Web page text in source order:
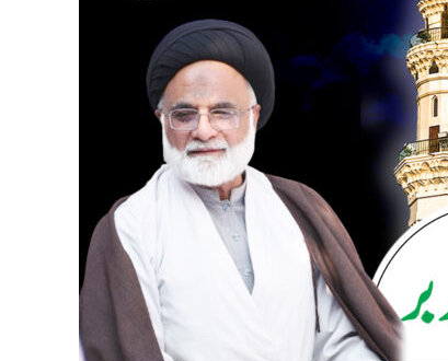
Naseehaten:
Narmi,
Amal
mein
Chusti,